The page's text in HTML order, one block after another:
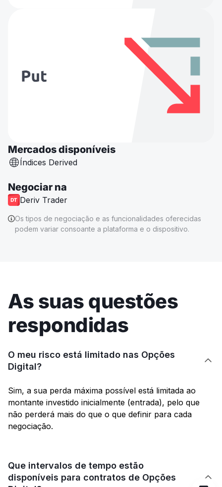
Mercados disponíveis
Índices Derived
Negociar na
Deriv Trader
Os tipos de negociação e as funcionalidades oferecidas
podem variar consoante a plataforma e o dispositivo.
As suas questões
respondidas
O meu risco está limitado nas Opções
Digital?

Sim, a sua perda máxima possível está limitada ao
montante investido inicialmente (entrada), pelo que
não perderá mais do que o que definir para cada
negociação.
Que intervalos de tempo estão
disponíveis para contratos de Opções
